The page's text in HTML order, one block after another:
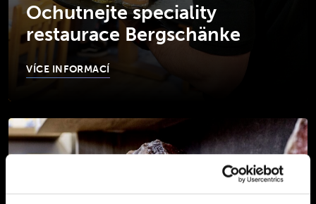
Ochutnejte speciality
restaurace Bergschänke
VÍCE INFORMACÍ